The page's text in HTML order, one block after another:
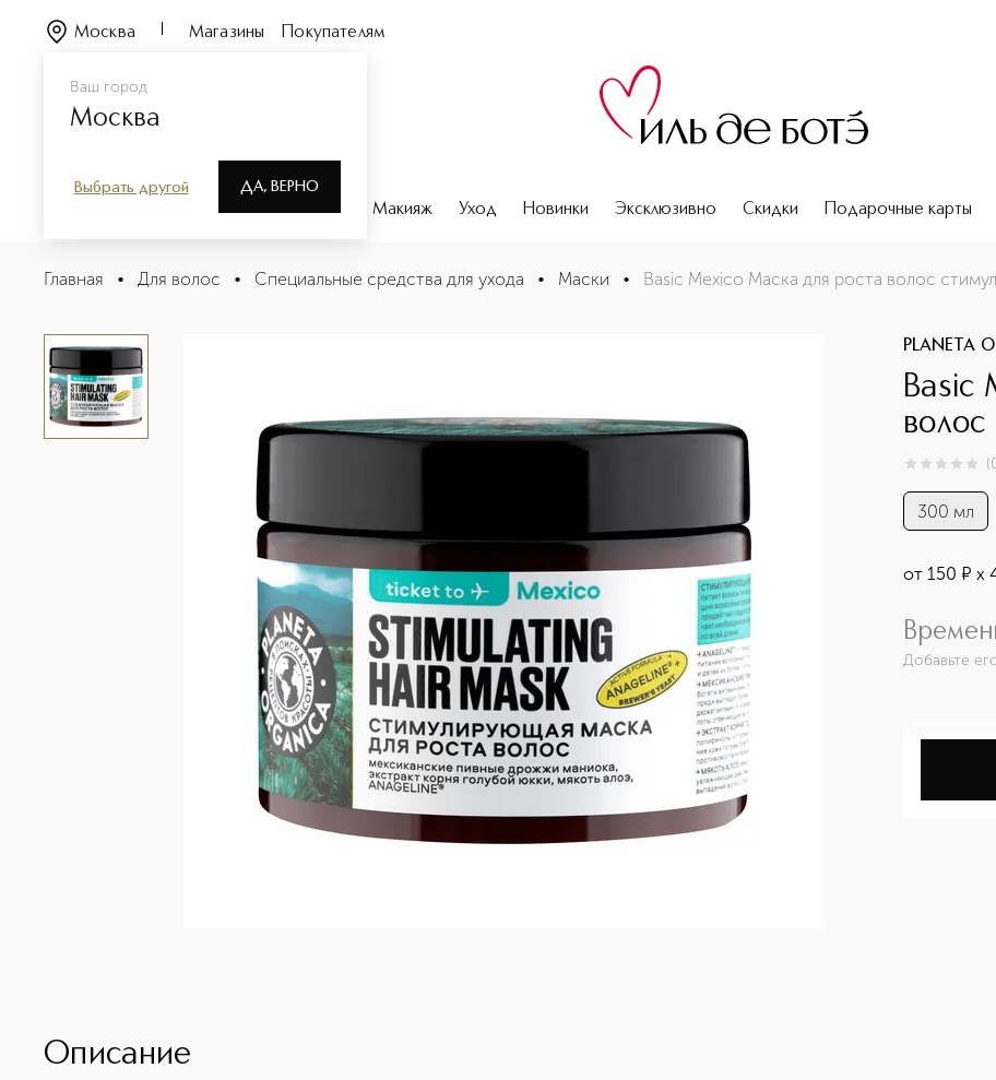
Ваш город
Москва
Выбрать другой ДА, ВЕРНО
Москва Магазины Покупателям
Парфюмерия Макияж Уход Новинки Эксклюзивно Скидки Подарочные карты
Basic Mexico Маска для роста волос стимулирующая
Главная • Для волос • Специальные средства для ухода • Маски • Basic Mexico Маска для роста волос
PLANETA
Basic
0из 0 (
300 мл
от 150 ¤ х
Добавьте
Описание